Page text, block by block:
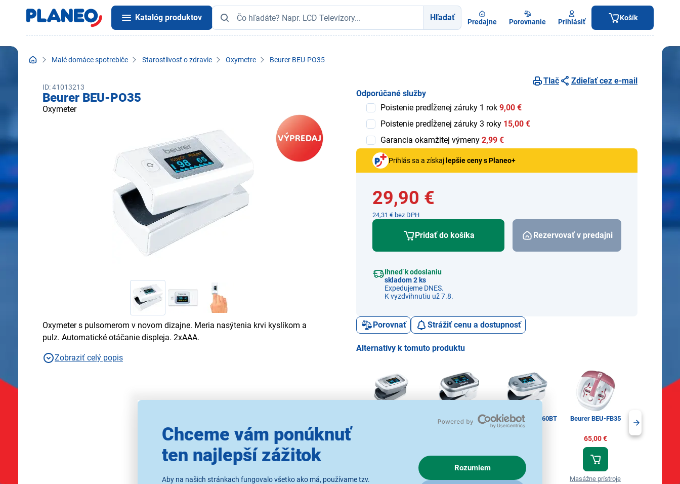
Chceme vám ponúknuť
ten najlepší zážitok
Aby na našich stránkach fungovalo všetko ako má, používame tzv.
Rozumiem
Katalóg produktov Hľadať Predajne Porovnanie Prihlásiť Košík
Malé domáce spotrebiče Starostlivosť o zdravie Oxymetre Beurer BEU-PO35
ID: 41013213
Beurer BEU-PO35
Oxymeter
Oxymeter s pulsomerom v novom dizajne. Meria nasýtenia krvi kyslíkom a
pulz. Automatické otáčanie displeja. 2xAAA.
Zobraziť celý popis
Tlač
Zdieľať cez e-mail
Odporúčané služby
Poistenie predĺženej záruky 1 rok 9,00 €
Poistenie predĺženej záruky 3 roky 15,00 €
Garancia okamžitej výmeny 2,99 €
Prihlás sa a získaj lepšie ceny s Planeo+
29,90 €
24,31 € bez DPH
Pridať do košíka
Ihneď k odoslaniu
skladom 2 ks
Expedujeme DNES.
K vyzdvihnutiu už 7.8.
Rezervovať v predajni
Porovnať Strážiť cenu a dostupnosť
Alternatívy k tomuto produktu
Beurer BEU-PO45
Oxymetre
Beurer BEU-PO60BT
Oxymetre
Beurer BEU-FB35
65,00 €
Masážne prístroje